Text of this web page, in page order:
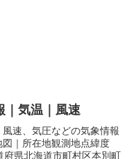
｜気温｜風速
速、気圧などの気象情報
｜所在地観測地点緯度
県北海道市町村区本別町